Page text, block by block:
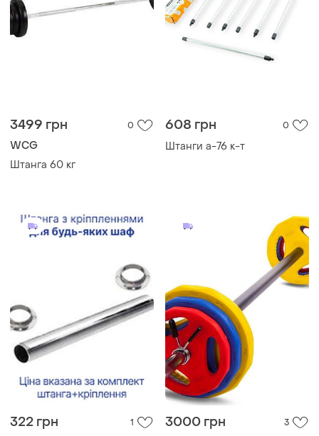
3499 грн 0
WCG
Штанга 60 кг
608 грн 0
Штанги а-76 к-т
322 грн 1 3000 грн 3